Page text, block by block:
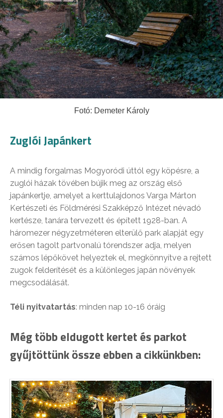
Fotó: Demeter Károly
Zuglói Japánkert
A mindig forgalmas Mogyoródi úttól egy köpésre, a
zuglói házak tövében bújik meg az ország első
japánkertje, amelyet a kerttulajdonos Varga Márton
Kertészeti és Földmérési Szakképző Intézet névadó
kertésze, tanára tervezett és épített 1928-ban. A
háromezer négyzetméteren elterülő park alapját egy
erősen tagolt partvonalú tórendszer adja, melyen
számos lépőkövet helyeztek el, megkönnyítve a rejtett
zugok felderítését és a különleges japán növények
megcsodálását.
Téli nyitvatartás: minden nap 10-16 óráig
Még több eldugott kertet és parkot
gyűjtöttünk össze ebben a cikkünkben: